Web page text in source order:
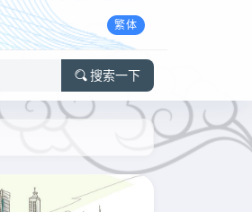
繁体
搜索一下